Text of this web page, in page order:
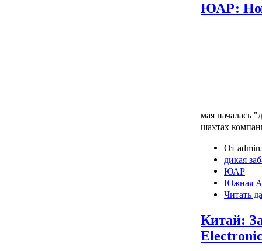
ЮАР:
мая началась
шахтах
От
дикая
ЮАР
Южная
Читать
Китай: